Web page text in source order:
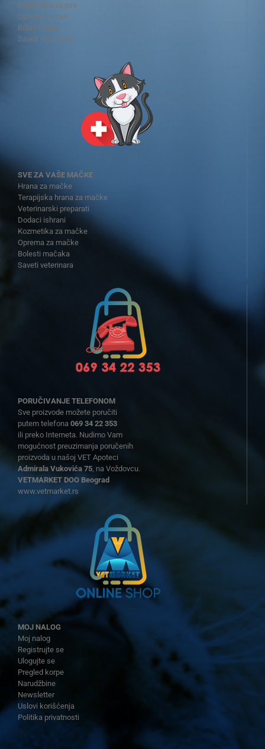
Kozmetika za pse
Oprema za pse
Bolesti pasa
Saveti veterinara
SVE ZA VAŠE MAČKE
Hrana za mačke
Terapijska hrana za mačke
Veterinarski preparati
Dodaci ishrani
Kozmetika za mačke
Oprema za mačke
Bolesti mačaka
Saveti veterinara
PORUČIVANJE TELEFONOM
Sve proizvode možete poručiti
putem telefona 069 34 22 353
ili preko Interneta. Nudimo Vam
mogućnost preuzimanja poručenih
proizvoda u našoj VET Apoteci
Admirala Vukovića 75, na Voždovcu.
VETMARKET DOO Beograd
www.vetmarket.rs
MOJ NALOG
Moj nalog
Registrujte se
Ulogujte se
Pregled korpe
Narudžbine
Newsletter
Uslovi korišćenja
Politika privatnosti